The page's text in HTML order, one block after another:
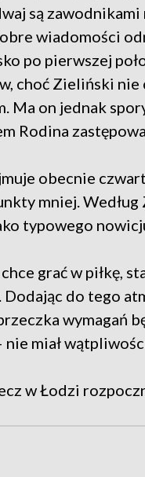
są
wiadomości
po pierwszej
choć Zieliński nie
Ma on jednak
Rodina
obecnie
mniej. Według
typowego
grać w piłkę,
Dodając do tego
wymagań
nie miał
w Łodzi